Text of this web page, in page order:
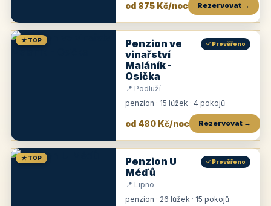
od 875 Kč/noc Rezervovat →
★ TOP
Penzion ve
vinařství
Maláník -
Osička
✓ Prověřeno
📍 Podluží
penzion · 15 lůžek · 4 pokojů
od 480 Kč/noc Rezervovat →
★ TOP
Penzion U
Méďů
✓ Prověřeno
📍 Lipno
penzion · 26 lůžek · 15 pokojů